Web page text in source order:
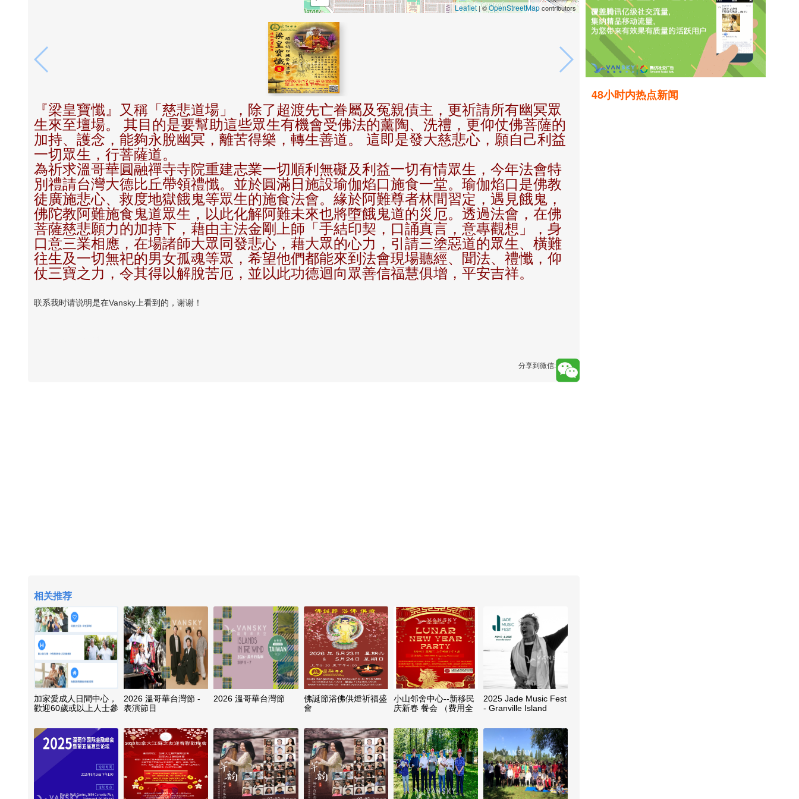
48小时内热点新闻
Leaflet | ©OpenStreetMapcontributors
『梁皇寶懺』又稱「慈悲道場」，除了超渡先亡眷屬及冤親債主，更祈請所有幽冥眾
生來至壇場。 其目的是要幫助這些眾生有機會受佛法的薰陶、洗禮，更仰仗佛菩薩的
加持、護念，能夠永脫幽冥，離苦得樂，轉生善道。 這即是發大慈悲心，願自己利益
一切眾生，行菩薩道。
為祈求溫哥華圓融禪寺寺院重建志業一切順利無礙及利益一切有情眾生，今年法會特
別禮請台灣大德比丘帶領禮懺。並於圓滿日施設瑜伽焰口施食一堂。瑜伽焰口是佛教
徒廣施悲心、救度地獄餓鬼等眾生的施食法會。緣於阿難尊者林間習定，遇見餓鬼，
佛陀教阿難施食鬼道眾生，以此化解阿難未來也將墮餓鬼道的災厄。透過法會，在佛
菩薩慈悲願力的加持下，藉由主法金剛上師「手結印契，口誦真言，意專觀想」，身
口意三業相應，在場諸師大眾同發悲心，藉大眾的心力，引請三塗惡道的眾生、橫難
往生及一切無祀的男女孤魂等眾，希望他們都能來到法會現場聽經、聞法、禮懺，仰
仗三寶之力，令其得以解脫苦厄，並以此功德迴向眾善信福慧俱增，平安吉祥。
联系我时请说明是在Vansky上看到的，谢谢！
分享到微信:
相关推荐
加家愛成人日間中心，
歡迎60歲或以上人士參
2026 溫哥華台灣節 -
表演節目
2026 溫哥華台灣節
佛誕節浴佛供燈祈福盛
會
小山邻舍中心--新移民
庆新春 餐会 （费用全
2025 Jade Music Fest
- Granville Island